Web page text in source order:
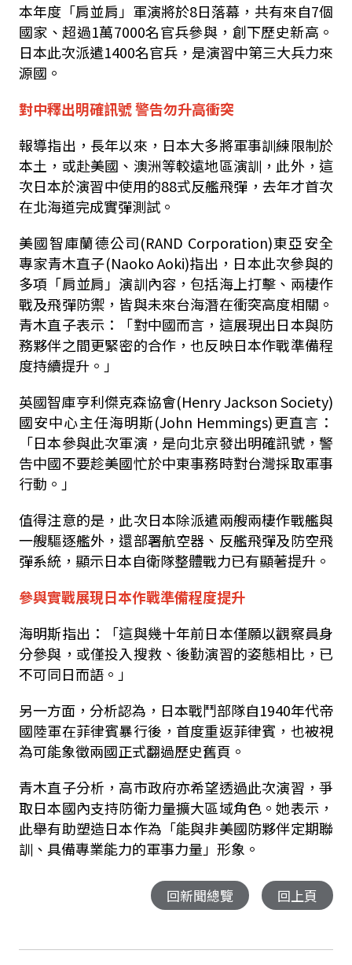
本年度「肩並肩」軍演將於8日落幕，共有來自7個
國家、超過1萬7000名官兵參與，創下歷史新高。
日本此次派遣1400名官兵，是演習中第三大兵力來
源國。
對中釋出明確訊號 警告勿升高衝突
報導指出，長年以來，日本大多將軍事訓練限制於
本土，或赴美國、澳洲等較遠地區演訓，此外，這
次日本於演習中使用的88式反艦飛彈，去年才首次
在北海道完成實彈測試。
美國智庫蘭德公司(RAND Corporation)東亞安全
專家青木直子(Naoko Aoki)指出，日本此次參與的
多項「肩並肩」演訓內容，包括海上打擊、兩棲作
戰及飛彈防禦，皆與未來台海潛在衝突高度相關。
青木直子表示：「對中國而言，這展現出日本與防
務夥伴之間更緊密的合作，也反映日本作戰準備程
度持續提升。」
英國智庫亨利傑克森協會(Henry Jackson Society)
國安中心主任海明斯(John Hemmings)更直言：
「日本參與此次軍演，是向北京發出明確訊號，警
告中國不要趁美國忙於中東事務時對台灣採取軍事
行動。」
值得注意的是，此次日本除派遣兩艘兩棲作戰艦與
一艘驅逐艦外，還部署航空器、反艦飛彈及防空飛
彈系統，顯示日本自衛隊整體戰力已有顯著提升。
參與實戰展現日本作戰準備程度提升
海明斯指出：「這與幾十年前日本僅願以觀察員身
分參與，或僅投入搜救、後勤演習的姿態相比，已
不可同日而語。」
另一方面，分析認為，日本戰鬥部隊自1940年代帝
國陸軍在菲律賓暴行後，首度重返菲律賓，也被視
為可能象徵兩國正式翻過歷史舊頁。
青木直子分析，高市政府亦希望透過此次演習，爭
取日本國內支持防衛力量擴大區域角色。她表示，
此舉有助塑造日本作為「能與非美國防夥伴定期聯
訓、具備專業能力的軍事力量」形象。
回新聞總覽 回上頁